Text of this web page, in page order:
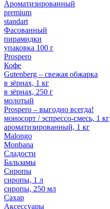
Ароматизированный
premium
standart
Фасованный
пирамидки
упаковка 100 г
Prospero
Кофе
Gutenberg – свежая обжарка
в зёрнах, 1 кг
в зёрнах, 250 г
молотый
Prospero – выгодно всегда!
моносорт / эспрессо-смесь, 1 кг
ароматизированный, 1 кг
Malongo
Monbana
Сладости
Бальзамы
Сиропы
сиропы, 1 л
сиропы, 250 мл
Сахар
Аксессуары